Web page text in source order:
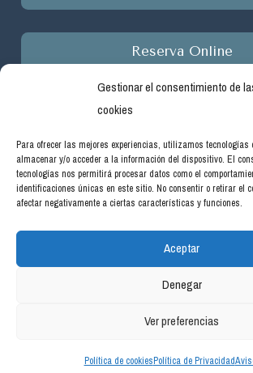
Gestionar el consentimiento de
cookies
Para ofrecer las mejores experiencias, utilizamos tecnologías
almacenar y/o acceder a la información del dispositivo. El
tecnologías nos permitirá procesar datos como el
identificaciones únicas en este sitio. No consentir o retirar el
afectar negativamente a ciertas características y funciones.
Aceptar
Denegar
Ver preferencias
Política de cookiesPolítica de Privacidad
Reserva Online
Empresa beneficiaria de ayudas del
ligados al autoconsumo y almacenamiento,
energía renovable, así como a la implantación
térmicos renovables en el sector residencial
Plan de Recuperación, Transformación y
por la Unión Europea -NextGenerationEU.